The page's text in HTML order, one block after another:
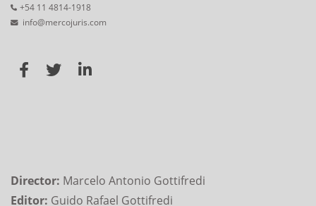
+54 11 4814-1918
info@mercojuris.com
Director: Marcelo Antonio Gottifredi
Editor: Guido Rafael Gottifredi